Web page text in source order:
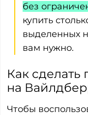
без
купить
выделенных
вам нужно.
Как
на
Чтобы